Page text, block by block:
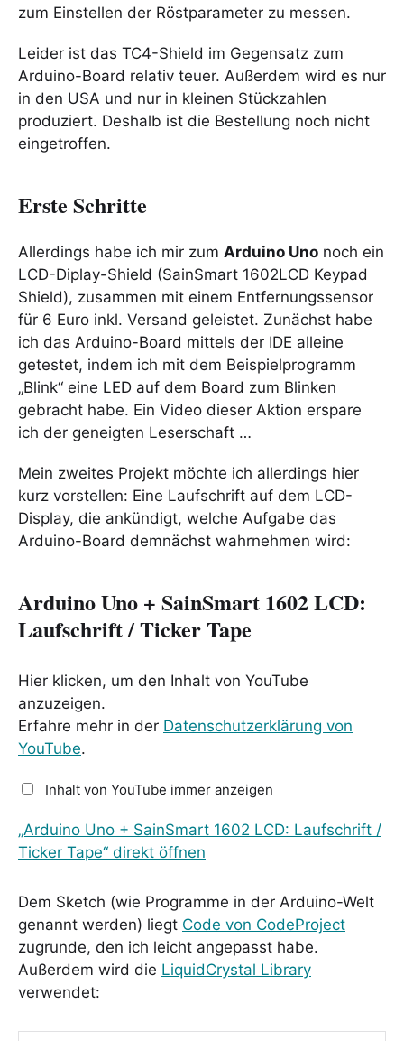
zum Einstellen der Röstparameter zu messen.
Leider ist das TC4-Shield im Gegensatz zum
Arduino-Board relativ teuer. Außerdem wird es nur
in den USA und nur in kleinen Stückzahlen
produziert. Deshalb ist die Bestellung noch nicht
eingetroffen.
Erste Schritte
Allerdings habe ich mir zum Arduino Uno noch ein
LCD-Diplay-Shield (SainSmart 1602LCD Keypad
Shield), zusammen mit einem Entfernungssensor
für 6 Euro inkl. Versand geleistet. Zunächst habe
ich das Arduino-Board mittels der IDE alleine
getestet, indem ich mit dem Beispielprogramm
„Blink“ eine LED auf dem Board zum Blinken
gebracht habe. Ein Video dieser Aktion erspare
ich der geneigten Leserschaft …
Mein zweites Projekt möchte ich allerdings hier
kurz vorstellen: Eine Laufschrift auf dem LCD-
Display, die ankündigt, welche Aufgabe das
Arduino-Board demnächst wahrnehmen wird:
Arduino Uno + SainSmart 1602 LCD:
Laufschrift / Ticker Tape
Hier klicken, um den Inhalt von YouTube
anzuzeigen.
Erfahre mehr in der Datenschutzerklärung von
YouTube.
Inhalt von YouTube immer anzeigen
„Arduino Uno + SainSmart 1602 LCD: Laufschrift /
Ticker Tape“ direkt öffnen
Dem Sketch (wie Programme in der Arduino-Welt
genannt werden) liegt Code von CodeProject
zugrunde, den ich leicht angepasst habe.
Außerdem wird die LiquidCrystal Library
verwendet: